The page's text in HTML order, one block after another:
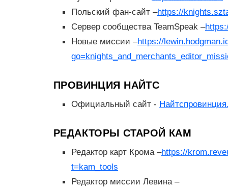
Польский фан-сайт –https://
Сервер сообщества TeamSpeak –
Новые миссии –https://
ПРОВИНЦИЯ НАЙТС
Официальный сайт -
РЕДАКТОРЫ СТАРОЙ КАМ
Редактор карт Крома –https://
t=kam_tools
Редактор миссии Левина –